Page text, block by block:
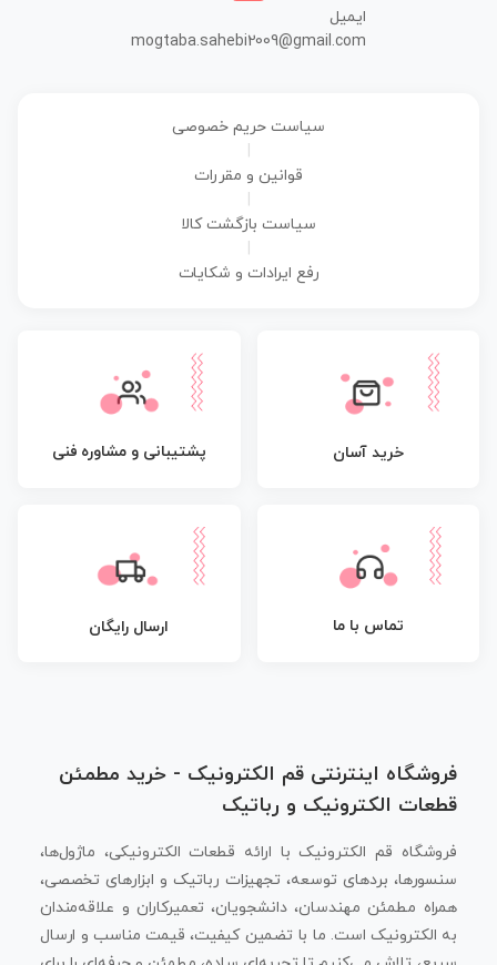
ایمیل
mogtaba.sahebi2009@gmail.com
سیاست حریم خصوصی
قوانین و مقررات
سیاست بازگشت کالا
رفع ایرادات و شکایات
خرید آسان پشتیبانی و مشاوره فنی
تماس با ما ارسال رایگان
فروشگاه اینترنتی قم الکترونیک - خرید مطمئن
قطعات الکترونیک و رباتیک
فروشگاه قم الکترونیک با ارائه قطعات الکترونیکی، ماژول‌ها،
سنسورها، بردهای توسعه، تجهیزات رباتیک و ابزارهای تخصصی،
همراه مطمئن مهندسان، دانشجویان، تعمیرکاران و علاقه‌مندان
به الکترونیک است. ما با تضمین کیفیت، قیمت مناسب و ارسال